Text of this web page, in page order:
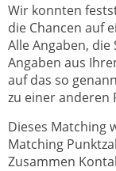
Wir konnten
die Chancen auf
Alle Angaben,
Angaben aus
auf das so
zu einer anderen
Dieses Matching
Matching
Zusammen